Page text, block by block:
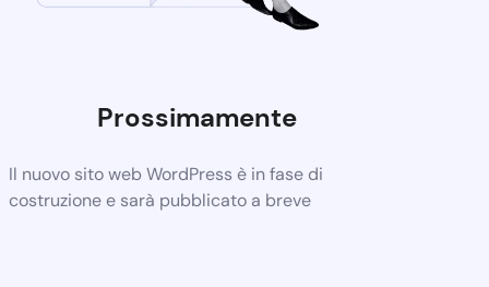
Prossimamente
Il nuovo sito web WordPress è in fase di
costruzione e sarà pubblicato a breve